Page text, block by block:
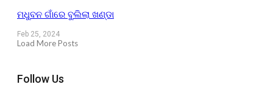
ମଧୁବନ ଗାଁରେ ବୁଲିଲା ଖଣ୍ଡା
Feb 25, 2024
Load More Posts
Follow Us